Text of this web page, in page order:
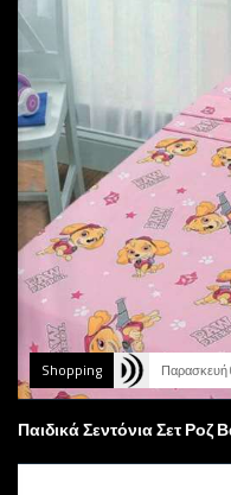
Shopping Παρασκευή
Παιδικά Σεντόνια Σετ